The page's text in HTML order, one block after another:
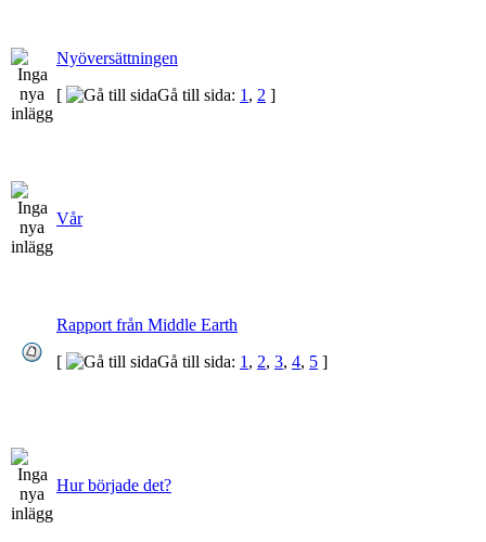
Nyöversättningen
[
Gå till sida: 1 , 2 ]
Vår
Rapport från Middle Earth
[
Gå till sida: 1 , 2, 3, 4, 5 ]
Hur började det?